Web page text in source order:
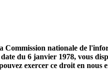
Commission nationale de
du 6 janvier 1978, vous
exercer ce droit en